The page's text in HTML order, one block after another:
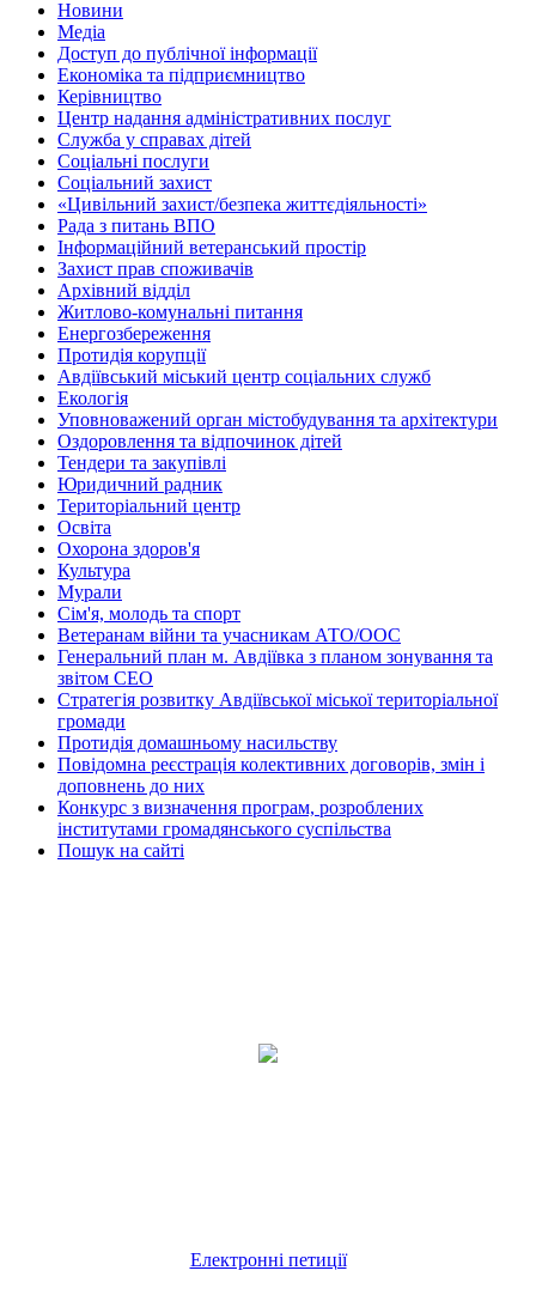
Новини
Медіа
Доступ до публічної інформації
Економіка та підприємництво
Керівництво
Центр надання адміністративних послуг
Служба у справах дітей
Соціальні послуги
Соціальний захист
«Цивільний захист/безпека життєдіяльності»
Рада з питань ВПО
Інформаційний ветеранський простір
Захист прав споживачів
Архівний відділ
Житлово-комунальні питання
Енергозбереження
Протидія корупції
Авдіївський міський центр соціальних служб
Екологія
Уповноважений орган містобудування та архітектури
Оздоровлення та відпочинок дітей
Тендери та закупівлі
Юридичний радник
Територіальний центр
Освіта
Охорона здоров'я
Культура
Мурали
Сім'я, молодь та спорт
Ветеранам війни та учасникам АТО/ООС
Генеральний план м. Авдіївка з планом зонування та
звітом СЕО
Стратегія розвитку Авдіївської міської територіальної
громади
Протидія домашньому насильству
Повідомна реєстрація колективних договорів, змін і
доповнень до них
Конкурс з визначення програм, розроблених
інститутами громадянського суспільства
Пошук на сайті
Електронні петиції